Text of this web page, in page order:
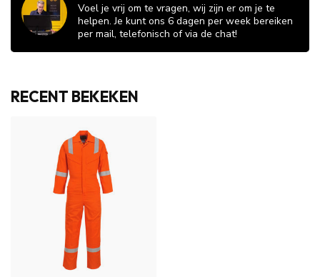
Voel je vrij om te vragen, wij zijn er om je te
helpen. Je kunt ons 6 dagen per week bereiken
per mail, telefonisch of via de chat!
RECENT BEKEKEN